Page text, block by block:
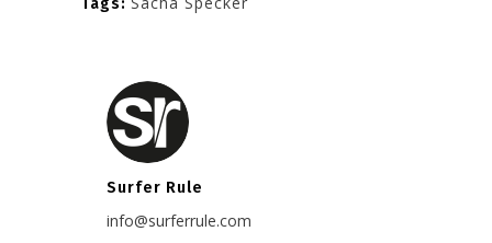
Surfer Rule
info@surferrule.com